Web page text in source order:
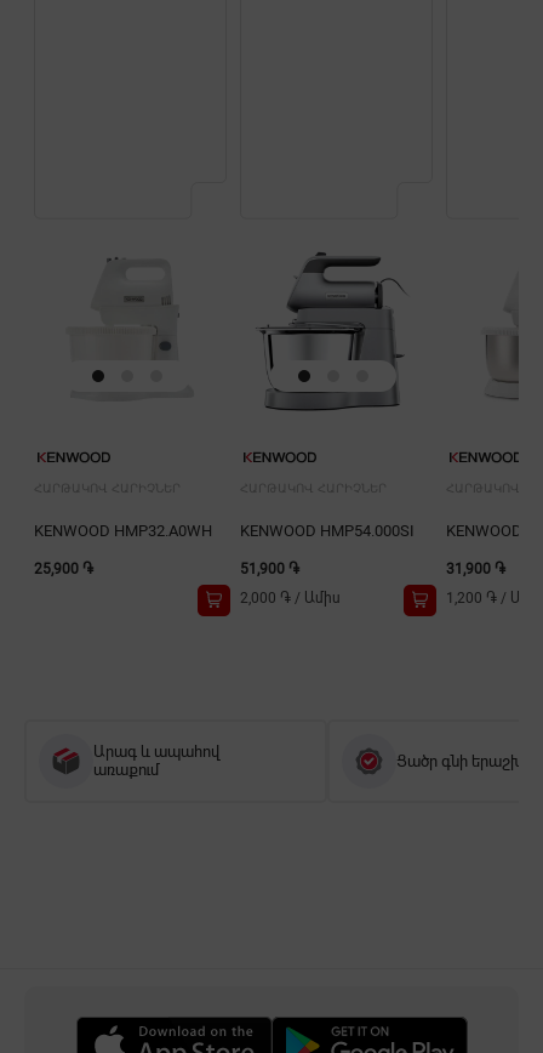
ՀԱՐԹԱԿՈՎ ՀԱՐԻՉՆԵՐ
KENWOOD HMP32.A0WH
25,900 ֏
ՀԱՐԹԱԿՈՎ ՀԱՐԻՉՆԵՐ
KENWOOD HMP54.000SI
51,900 ֏
2,000 ֏ / Ամիս
ՀԱՐԹԱԿՈՎ
KENWOOD
31,900 ֏
1,200 ֏ /
Արագ և ապահով
առաքում
Ցածր գնի երաշխիք